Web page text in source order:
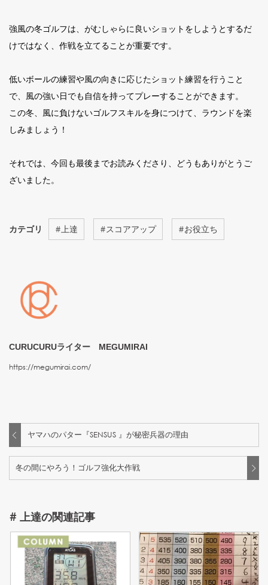
強風の冬ゴルフは、がむしゃらに良いショットをしようとするだ
けではなく、作戦を立てることが重要です。
低いボールの練習や風の向きに応じたショット練習を行うこと
で、風の強い日でも自信を持ってプレーすることができます。
この冬、風に負けないゴルフスキルを身につけて、ラウンドを楽
しみましょう！
それでは、今回も最後までお読みくださり、どうもありがとうご
ざいました。
カテゴリ #上達 #スコアアップ #お役立ち
CURUCURUライター MEGUMIRAI
https://megumirai.com/
ヤマハのパター『SENSUS 』が秘密兵器の理由
冬の間にやろう！ゴルフ強化大作戦
# 上達の関連記事